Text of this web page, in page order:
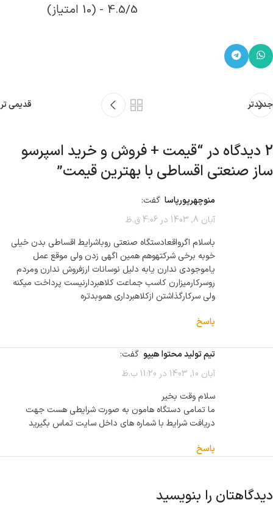
4.5/5 - (10 امتیاز)
جدیدتر قدیمی تر
2 دیدگاه در “
قیمت + فروش و خرید اسپرسو
ساز صنعتی اقساطی با بهترین قیمت”
منوچهرپورپاسا گفت:
آبان 8, 1403 در 4:06 ق.ظ
باسلام اگرواقعادستگاه صنعتی روباشرایط اقساطی بدن خیلی
خوبه برخی شرکتهوهم همین اگهی زدن ولی موقع عمل
یاموجودی ندارن یابه دلیل نوسانات ارزفروش ندارن ومردم
روسرکارمیزارن کاسب جماعت کلاهبردارنیست پرداخت میکنه
ولی سرکارگذاشتن ازکلاهبرداری هموبدتره
پاسخ
تیم تولید محتوا هیپو گفت:
آبان 10, 1403 در 11:20 ب.ظ
سلام وقت بخیر
ما تمامی دستگاه هامون به صورت شرایطی هست جهت
دریافت شرایط با شماره های داخل سایت تماس بگیرید
پاسخ
دیدگاهتان را بنویسید